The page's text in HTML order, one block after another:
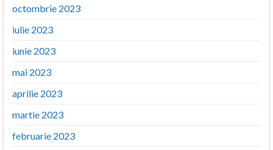
octombrie 2023
iulie 2023
iunie 2023
mai 2023
aprilie 2023
martie 2023
februarie 2023